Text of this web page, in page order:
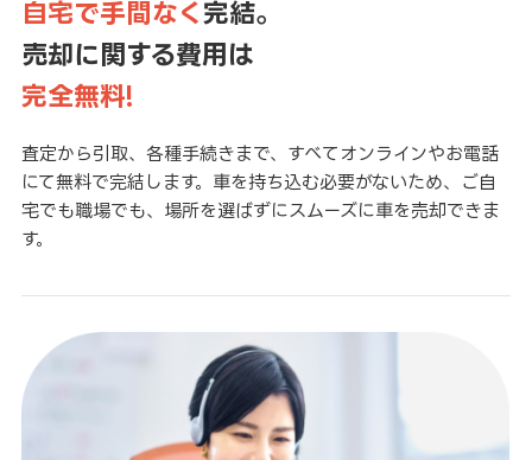
自宅で手間なく 完結。
売却に関する費用は
完全無料!
査定から引取、各種手続きまで、すべてオンラインやお電話
にて無料で完結します。車を持ち込む必要がないため、ご自
宅でも職場でも、場所を選ばずにスムーズに車を売却できま
す。